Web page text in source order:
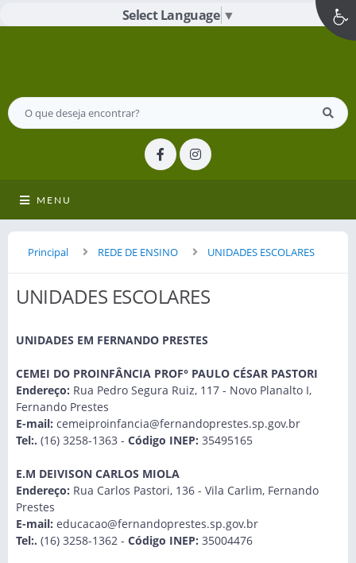
Select Language ▼
MENU
Principal REDE DE ENSINO UNIDADES ESCOLARES
UNIDADES ESCOLARES
UNIDADES EM FERNANDO PRESTES
CEMEI DO PROINFÂNCIA PROF° PAULO CÉSAR PASTORI
Endereço: Rua Pedro Segura Ruiz, 117 - Novo Planalto I,
Fernando Prestes
E-mail: cemeiproinfancia@fernandoprestes.sp.gov.br
Tel:. (16) 3258-1363 - Código INEP: 35495165
E.M DEIVISON CARLOS MIOLA
Endereço: Rua Carlos Pastori, 136 - Vila Carlim, Fernando
Prestes
E-mail: educacao@fernandoprestes.sp.gov.br
Tel:. (16) 3258-1362 - Código INEP: 35004476